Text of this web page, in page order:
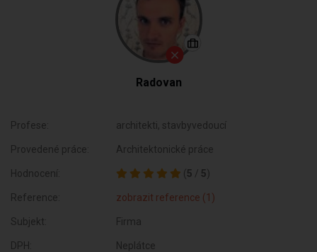
Radovan
Profese: architekti, stavbyvedoucí
Provedené práce: Architektonické práce
Hodnocení: ( 5 / 5)
Reference: zobrazit reference (1)
Subjekt: Firma
DPH: Neplátce